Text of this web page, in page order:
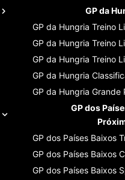
GP da
GP da Hungria Treino
GP da Hungria Treino
GP da Hungria Treino
GP da Hungria
GP da Hungria Grande
GP dos
GP dos Países Baixos
GP dos Países Baixos
GP dos Países Baixos